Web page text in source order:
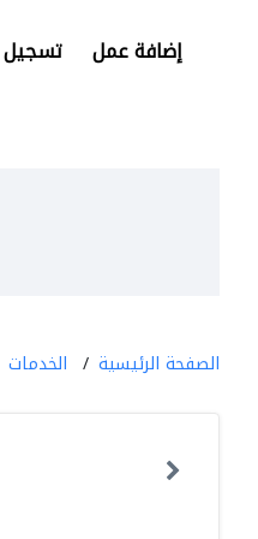
تسجيل إضافة عمل
الصفحة الرئيسية الخدمات